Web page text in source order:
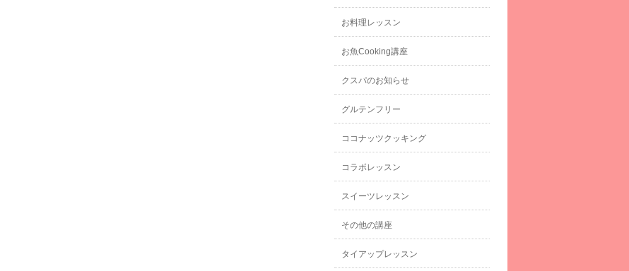
お料理レッスン
お魚Cooking講座
クスパのお知らせ
グルテンフリー
ココナッツクッキング
コラボレッスン
スイーツレッスン
その他の講座
タイアップレッスン